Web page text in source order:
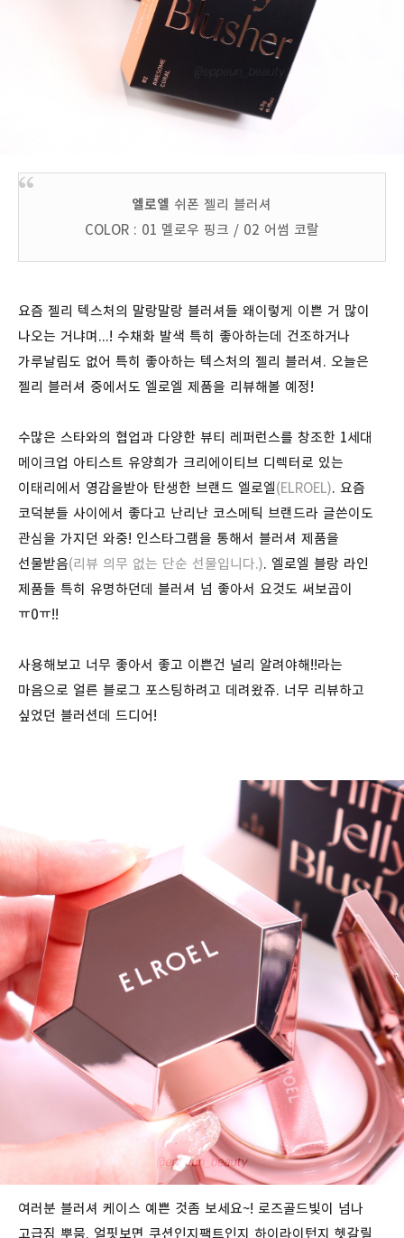
엘로엘 쉬폰 젤리 블러셔
COLOR : 01 멜로우 핑크 / 02 어썸 코랄
요즘 젤리 텍스처의 말랑말랑 블러셔들 왜이렇게 이쁜 거 많이
나오는 거냐며...! 수채화 발색 특히 좋아하는데 건조하거나
가루날림도 없어 특히 좋아하는 텍스처의 젤리 블러셔. 오늘은
젤리 블러셔 중에서도 엘로엘 제품을 리뷰해볼 예정!
수많은 스타와의 협업과 다양한 뷰티 레퍼런스를 창조한 1세대
메이크업 아티스트 유양희가 크리에이티브 디렉터로 있는
이태리에서 영감을받아 탄생한 브랜드 엘로엘(ELROEL). 요즘
코덕분들 사이에서 좋다고 난리난 코스메틱 브랜드라 글쓴이도
관심을 가지던 와중! 인스타그램을 통해서 블러셔 제품을
선물받음(리뷰 의무 없는 단순 선물입니다.). 엘로엘 블랑 라인
제품들 특히 유명하던데 블러셔 넘 좋아서 요것도 써보곱이
ㅠ0ㅠ!!
사용해보고 너무 좋아서 좋고 이쁜건 널리 알려야해!!라는
마음으로 얼른 블로그 포스팅하려고 데려왔쥬. 너무 리뷰하고
싶었던 블러션데 드디어!
여러분 블러셔 케이스 예쁜 것좀 보세요~! 로즈골드빛이 넘나
고급짐 뿌뭄. 얼핏보면 쿠션인지팩트인지 하이라이턴지 헷갈릴